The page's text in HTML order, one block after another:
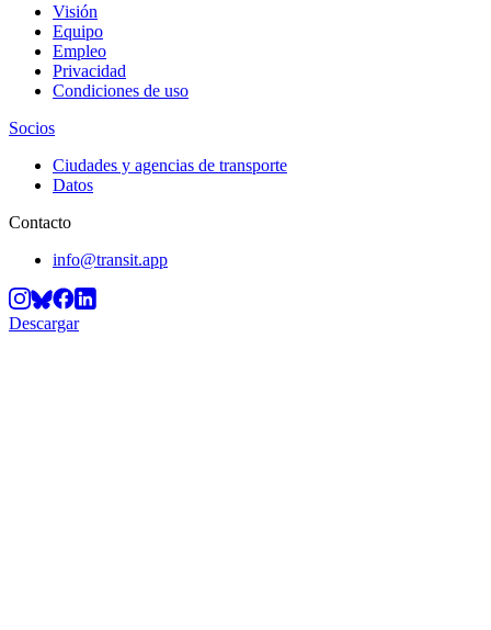
Visión
Equipo
Empleo
Privacidad
Condiciones de uso
Socios
Ciudades y agencias de transporte
Datos
Contacto
info@transit.app
Descargar